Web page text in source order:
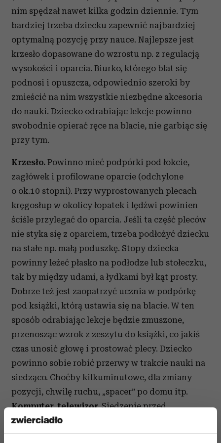
nim spędzał nawet kilka godzin dziennie. Tym
bardziej trzeba dziecku zapewnić najbardziej
optymalną pozycję przy nauce. Najlepsze jest
krzesło dopasowane do wzrostu np. z regulacją
wysokości i oparcia. Biurko, którego blat się
podnosi i opuszcza, odpowiednio szeroki by
zmieścić na nim wszystkie niezbędne akcesoria
do nauki. Dziecko odrabiając lekcje powinno
swobodnie opierać ręce na blacie, nie garbiąc się
przy tym.
Krzesło. Powinno mieć podpórki pod łokcie,
zagłówek i profilowane oparcie (odchylone
o ok.10 stopni). Przy wyprostowanych plecach
kręgosłup w okolicy łopatek i lędźwi powinien
ściśle przylegać do oparcia. Jeśli ta część pleców
nie styka się z oparciem, trzeba podłożyć dziecku
na stałe np. małą poduszkę. Stopy dziecka
powinny leżeć płasko na podłodze lub stołeczku,
tak by między udami, a łydkami był kąt prosty.
Dobrze też jest zaopatrzyć ucznia w podpórkę
pod książki, którą ustawia się na blacie. W ten
sposób odrabiając lekcje będzie zmuszone,
przenosząc wzrok z zeszytu do książki, co jakiś
czas unosić głowę i prostować plecy. Dziecko
powinno sobie robić przerwy w trakcie nauki na
siedząco. Choćby kilkuminutowe, dla zmiany
pozycji, chwilę ruchu, „spacer” po domu itp.
Komputer, telewizor.Siedzenie przed
komputerem jest ulubioną rozrywką większości
dzieci. Niestety, jeśli dziecko nie musi (np. uczyć